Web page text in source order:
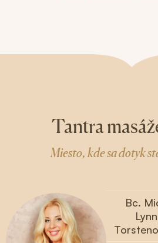
Tantra
Miesto, kde sa dotyk
Bc.